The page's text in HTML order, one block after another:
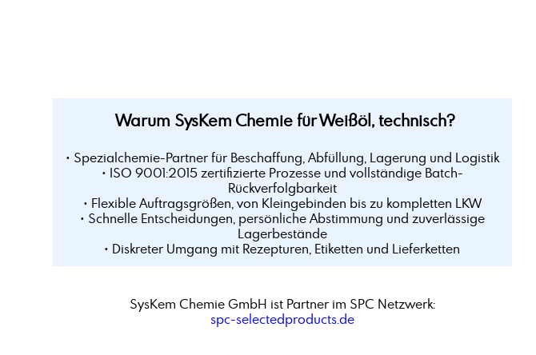
Warum SysKem Chemie für Weißöl, technisch?
• Spezialchemie-Partner für Beschaffung, Abfüllung, Lagerung und Logistik
• ISO 9001:2015 zertifizierte Prozesse und vollständige Batch-
Rückverfolgbarkeit
• Flexible Auftragsgrößen, von Kleingebinden bis zu kompletten LKW
• Schnelle Entscheidungen, persönliche Abstimmung und zuverlässige
Lagerbestände
• Diskreter Umgang mit Rezepturen, Etiketten und Lieferketten
SysKem Chemie GmbH ist Partner im SPC Netzwerk:
spc-selectedproducts.de